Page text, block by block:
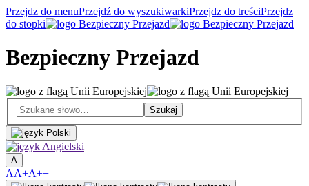
Przejdz do menuPrzejdź do wyszukiwarkiPrzejdz do treściPrzejdz
do stopki
Bezpieczny Przejazd
A
AA+A++